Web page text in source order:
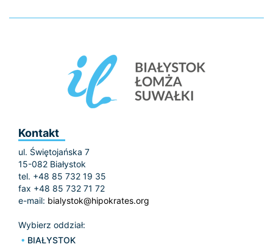
Kontakt
ul. Świętojańska 7
15-082 Białystok
tel. +48 85 732 19 35
fax +48 85 732 71 72
e-mail: bialystok@hipokrates.org
Wybierz oddział:
BIAŁYSTOK